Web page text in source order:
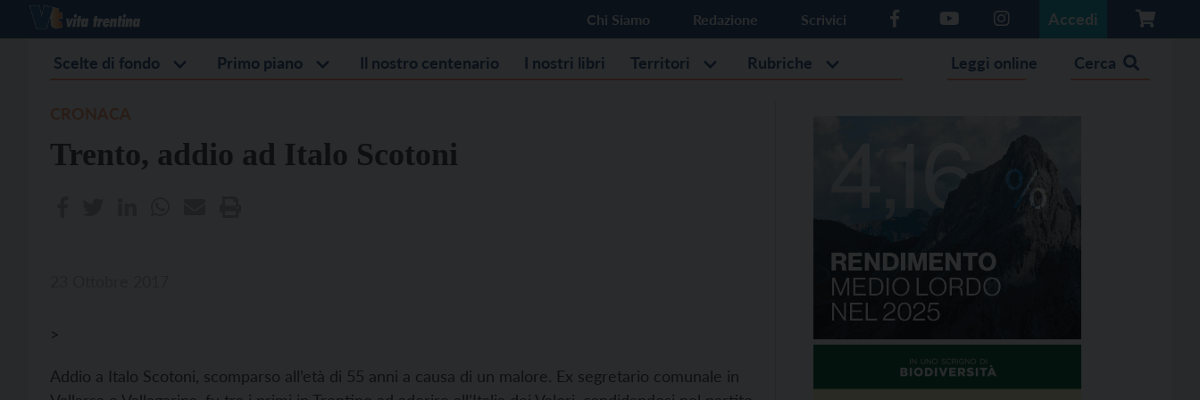
Chi Siamo Redazione Scrivici Accedi
Scelte di fondo Primo piano Il nostro centenario I nostri libri Territori Rubriche Leggi online Cerca
Trento, addio ad Italo Scotoni
>
Addio a Italo Scotoni, scomparso all’età di 55 anni a causa di un malore. Ex segretario comunale in